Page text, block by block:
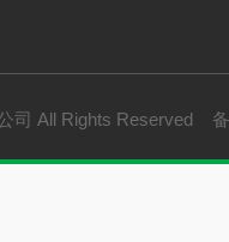
司 All Rights Reserved